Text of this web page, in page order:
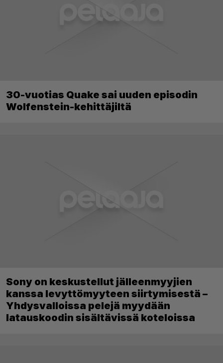
30-vuotias Quake sai uuden episodin
Wolfenstein-kehittäjiltä
Sony on keskustellut jälleenmyyjien
kanssa levyttömyyteen siirtymisestä –
Yhdysvalloissa pelejä myydään
latauskoodin sisältävissä koteloissa